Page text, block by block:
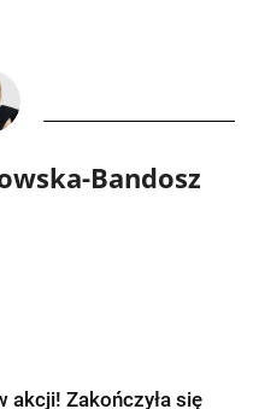
Bandosz
akcji! Zakończyła się